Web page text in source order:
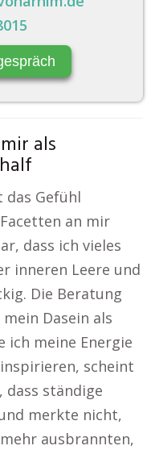
als
Gefühl
an mir
dass ich vieles
inneren Leere und
Die Beratung
Dasein als
ich meine Energie
scheint
dass ständige
merkte nicht,
ausbrannten,